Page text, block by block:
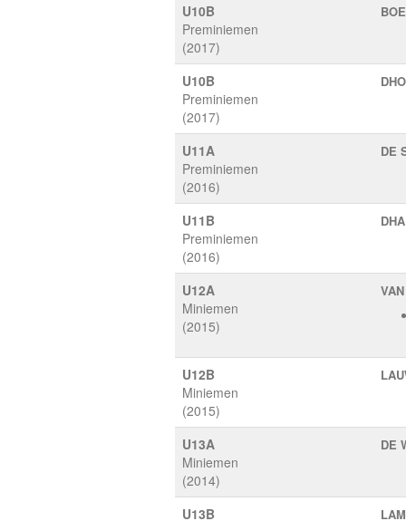
U10B
Preminiemen
(2017)
U10B
Preminiemen
(2017)
U11A
Preminiemen
(2016)
DE
U11B
Preminiemen
(2016)
U12A
Miniemen
(2015)
U12B
Miniemen
(2015)
U13A
Miniemen
(2014)
DE
U13B